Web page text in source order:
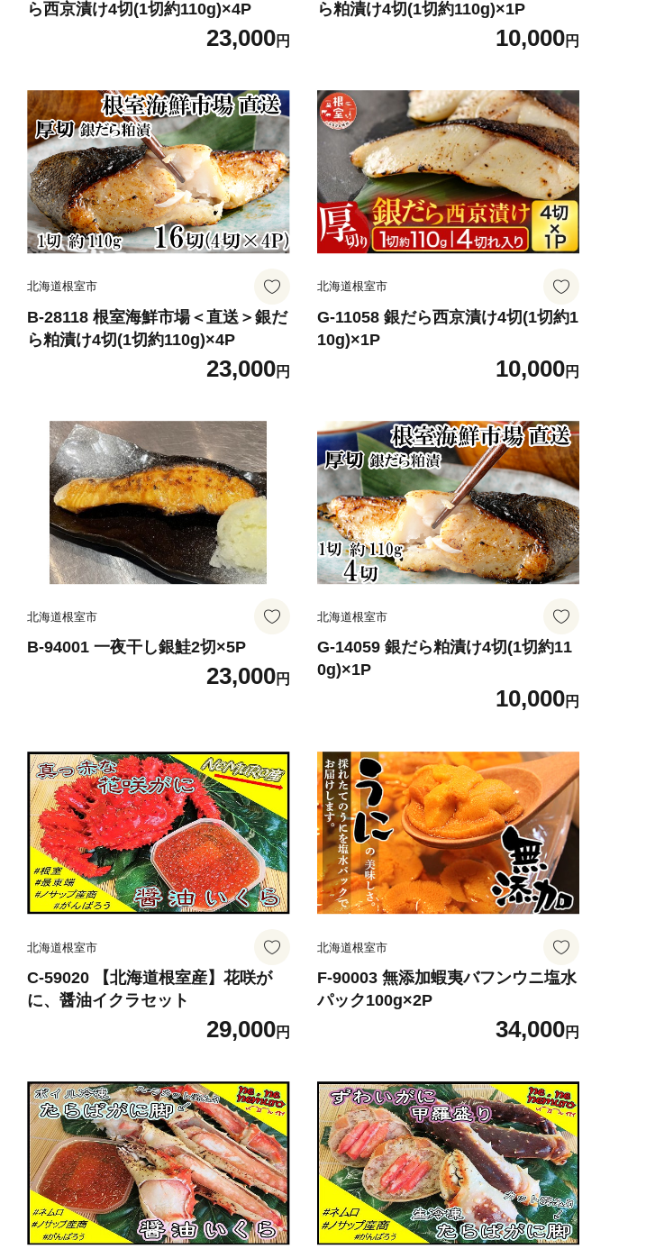
ら西京漬け4切(1切約110g)×4P
23,000円
ら粕漬け4切(1切約110g)×1P
10,000円
北海道根室市
B-28118 根室海鮮市場＜直送＞銀だ
ら粕漬け4切(1切約110g)×4P
23,000円
北海道根室市
G-11058 銀だら西京漬け4切(1切約1
10g)×1P
10,000円
北海道根室市
B-94001 一夜干し銀鮭2切×5P
23,000円
北海道根室市
G-14059 銀だら粕漬け4切(1切約11
0g)×1P
10,000円
北海道根室市
C-59020 【北海道根室産】花咲が
に、醤油イクラセット
29,000円
北海道根室市
F-90003 無添加蝦夷バフンウニ塩水
パック100g×2P
34,000円